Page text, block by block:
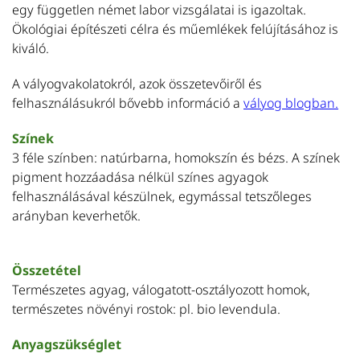
egy független német labor vizsgálatai is igazoltak.
Ökológiai építészeti célra és műemlékek felújításához is
kiváló.
A vályogvakolatokról, azok összetevőiről és
felhasználásukról bővebb információ a vályog blogban.
Színek
3 féle színben: natúrbarna, homokszín és bézs. A színek
pigment hozzáadása nélkül színes agyagok
felhasználásával készülnek, egymással tetszőleges
arányban keverhetők.
Összetétel
Természetes agyag, válogatott-osztályozott homok,
természetes növényi rostok: pl. bio levendula.
Anyagszükséglet